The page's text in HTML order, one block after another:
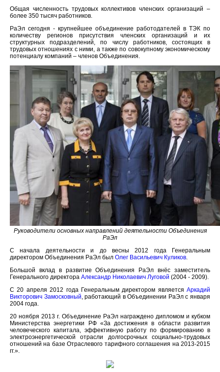
Общая численность трудовых коллективов членских организаций –
более 350 тысяч работников.
РаЭл сегодня - крупнейшее объединение работодателей в ТЭК по
количеству регионов присутствия членских организаций и их
структурных подразделений, по числу работников, состоящих в
трудовых отношениях с ними, а также по совокупному экономическому
потенциалу компаний – членов Объединения.
Руководители основных направлений деятельности Объединения
РаЭл
С начала деятельности и до весны 2012 года Генеральным
директором Объединения РаЭл был Олег Васильевич Куликов
Большой вклад в развитие Объединения РаЭл внёс заместитель
Генерального директора Александр Николаевич Луговой (2004 - 2009).
С 20 апреля 2012 года Генеральным директором является Аркадий
Викторович Замосковный , работающий в Объединении РаЭл с января
2004 года.
20 ноября 2013 г. Объединение РаЭл награждено дипломом и кубком
Министерства энергетики РФ «За достижения в области развития
человеческого капитала, эффективную работу по формированию в
электроэнергетической отрасли долгосрочных социально-трудовых
отношений на базе Отраслевого тарифного соглашения на 2013-2015
гг.».